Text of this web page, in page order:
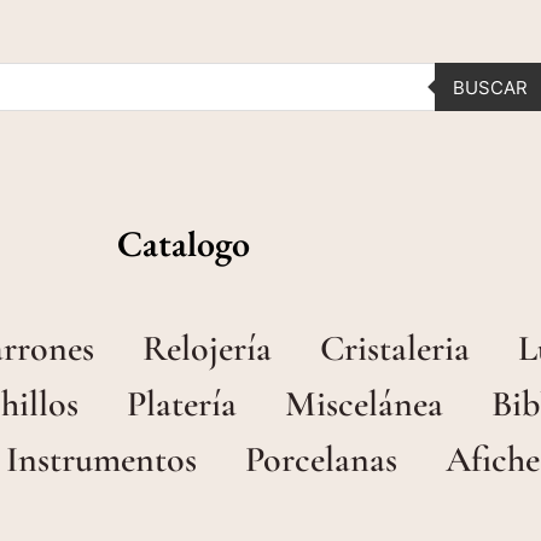
BUSCAR
Catalogo
Relojería Cristaleria
Platería Miscelánea
Instrumentos
Porcelanas